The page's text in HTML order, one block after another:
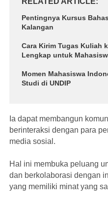
Pentingnya Kursus
Kalangan
Cara Kirim Tugas Kuliah
Lengkap untuk
Momen Mahasiswa
Studi di UNDIP
Ia dapat membangun
berinteraksi dengan para
media sosial.
Hal ini membuka peluang
dan berkolaborasi dengan
yang memiliki minat yang